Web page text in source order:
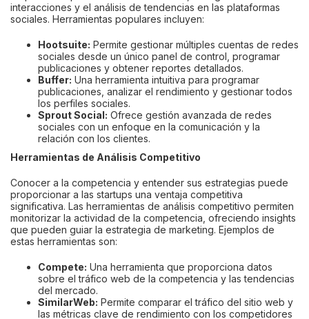
interacciones y el análisis de tendencias en las plataformas
sociales. Herramientas populares incluyen:
Hootsuite: Permite gestionar múltiples cuentas de redes
sociales desde un único panel de control, programar
publicaciones y obtener reportes detallados.
Buffer: Una herramienta intuitiva para programar
publicaciones, analizar el rendimiento y gestionar todos
los perfiles sociales.
Sprout Social: Ofrece gestión avanzada de redes
sociales con un enfoque en la comunicación y la
relación con los clientes.
Herramientas de Análisis Competitivo
Conocer a la competencia y entender sus estrategias puede
proporcionar a las startups una ventaja competitiva
significativa. Las herramientas de análisis competitivo permiten
monitorizar la actividad de la competencia, ofreciendo insights
que pueden guiar la estrategia de marketing. Ejemplos de
estas herramientas son:
Compete: Una herramienta que proporciona datos
sobre el tráfico web de la competencia y las tendencias
del mercado.
SimilarWeb: Permite comparar el tráfico del sitio web y
las métricas clave de rendimiento con los competidores